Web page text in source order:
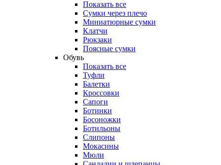
Показать все
Сумки через плечо
Миниатюрные cумки
Клатчи
Рюкзаки
Поясные сумки
Обувь
Показать все
Туфли
Балетки
Кроссовки
Сапоги
Ботинки
Босоножки
Ботильоны
Слипоны
Мокасины
Мюли